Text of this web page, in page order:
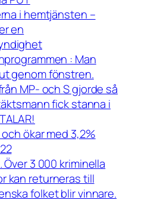
i hemtjänsten –
en
: Man
genom fönstren.
MP- och S gjorde så
fick stanna i
ökar med 3,2%
Över 3 000 kriminella
kan returneras till
folket blir vinnare.